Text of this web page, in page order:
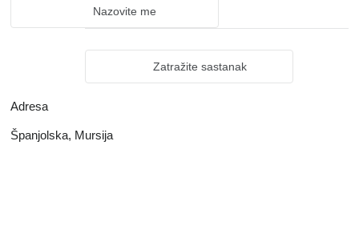
Nazovite me
Zatražite sastanak
Adresa
Španjolska, Mursija